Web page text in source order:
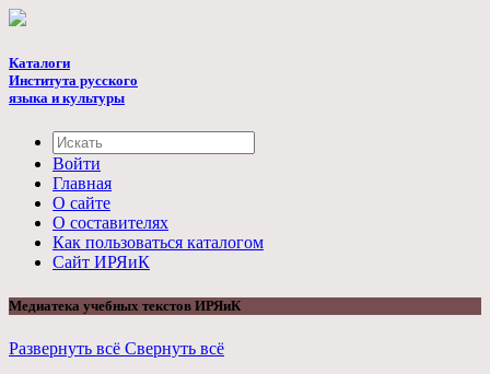
Каталоги
Института русского
языка и культуры
Войти
Главная
О сайте
О составителях
Как пользоваться каталогом
Cайт ИРЯиК
Медиатека учебных текстов ИРЯиК
Развернуть всё Свернуть всё